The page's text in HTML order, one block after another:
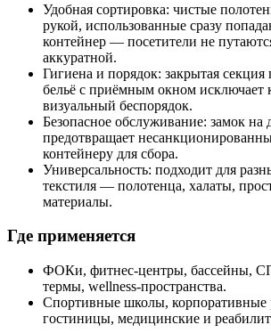
Удобная сортировка: чистые
рукой, использованные сразу
контейнер — посетители не
аккуратной.
Гигиена и порядок: закрытая секция
бельё с приёмным окном исключает
визуальный беспорядок.
Безопасное обслуживание: замок на
предотвращает
контейнеру для сбора.
Универсальность: подходит для
текстиля — полотенца, халаты,
материалы.
Где применяется
ФОКи, фитнес‑центры, бассейны,
термы, wellness‑пространства.
Спортивные школы, корпоративные
гостиницы, медицинские и